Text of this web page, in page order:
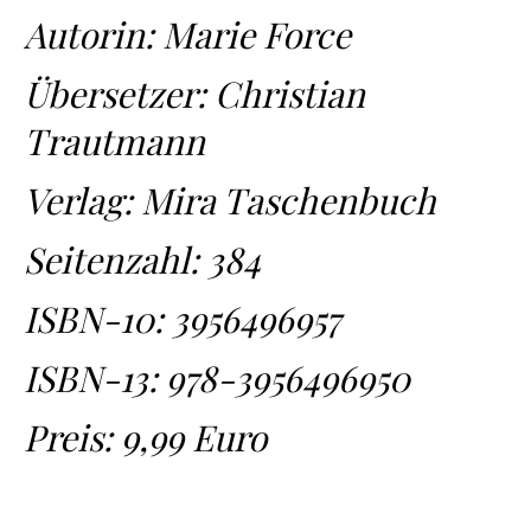
Autorin: Marie Force
Übersetzer: Christian
Trautmann
Verlag: Mira Taschenbuch
Seitenzahl: 384
ISBN-10: 3956496957
ISBN-13: 978-3956496950
Preis: 9,99 Euro